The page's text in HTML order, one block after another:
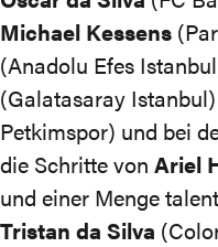
Michael Kessens
(Anadolu Efes
(Galatasaray Istanbul)
Petkimspor) und bei
die Schritte von Ariel
und einer Menge
Tristan da Silva